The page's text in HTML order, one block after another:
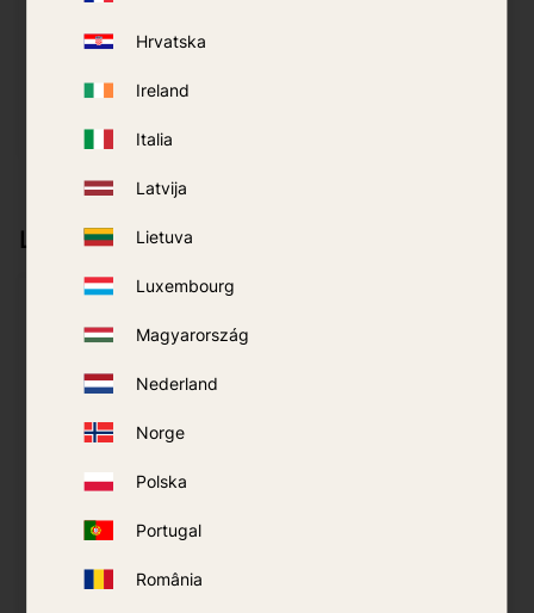
Hrvatska
Ireland
Italia
Latvija
Lietuva
Luxembourg
Magyarország
Nederland
Norge
Polska
Portugal
România
kr699 kr
PIRKT
Līdzīgi produkti
Uzpilde 24h
ThermaCELL
Backpacker